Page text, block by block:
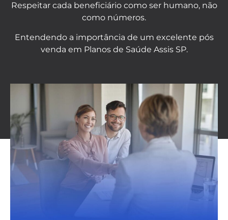
Respeitar cada beneficiário como ser humano, não
como números.
Entendendo a importância de um excelente pós
venda em Planos de Saúde Assis SP.